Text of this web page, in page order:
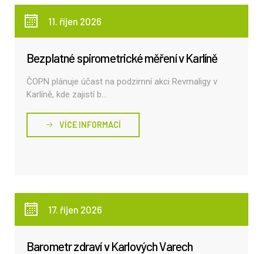
11. říjen 2026
Bezplatné spirometrické měření v Karlíně
ČOPN plánuje účast na podzimní akci Revmaligy v
Karlíně, kde zajistí b...
VÍCE INFORMACÍ
17. říjen 2026
Barometr zdraví v Karlových Varech